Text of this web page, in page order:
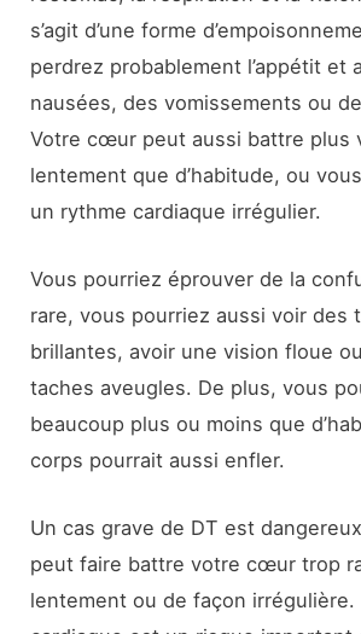
s’agit d’une forme
perdrez probablement l’appétit et
nausées, des vomissements ou
Votre cœur peut aussi battre plus
lentement que d’habitude, ou
un rythme cardiaque irrégulier.
Vous pourriez éprouver de la
rare, vous pourriez aussi voir des
brillantes, avoir une vision floue
taches aveugles. De plus, vous
beaucoup plus ou moins que
corps pourrait aussi enfler.
Un cas grave de DT est
peut faire battre votre cœur trop
lentement ou de façon irrégulière.